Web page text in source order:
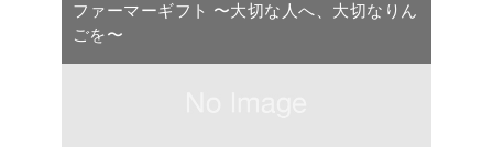
ファーマーギフト 〜大切な人へ、大切なりん
ごを〜